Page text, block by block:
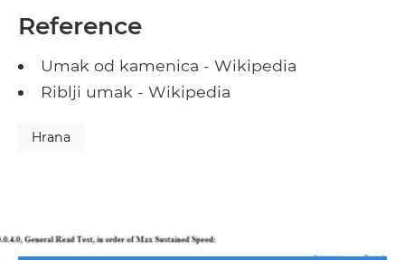
Reference
Umak od kamenica - Wikipedia
Riblji umak - Wikipedia
Hrana